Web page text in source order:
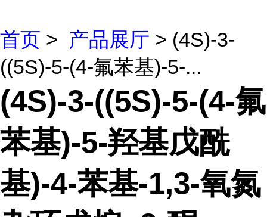
首页 > 产品展厅 > (4S)-3-
((5S)-5-(4-氟苯基)-5-...
(4S)-3-((5S)-5-(4-氟
苯基)-5-羟基戊酰
基)-4-苯基-1,3-氧氮